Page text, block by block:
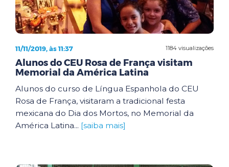
1184 visualizações
11/11/2019, às 11:37
Alunos do CEU Rosa de França visitam
Memorial da América Latina
Alunos do curso de Língua Espanhola do CEU
Rosa de França, visitaram a tradicional festa
mexicana do Dia dos Mortos, no Memorial da
América Latina... [saiba mais]